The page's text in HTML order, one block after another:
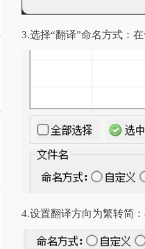
3.‌选择“翻译”命名方式‌：
4.‌设置翻译方向为繁转简‌